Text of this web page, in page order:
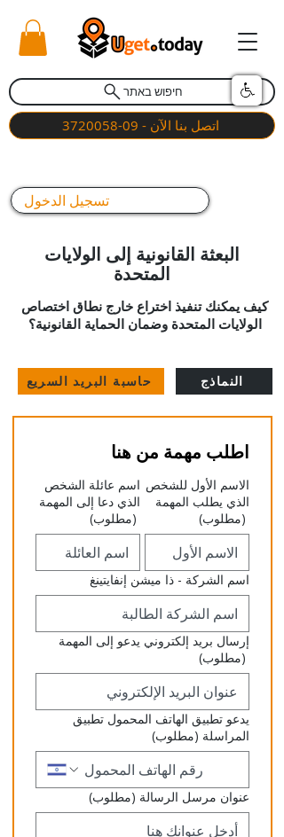
חיפוש באתר
اتصل بنا الآن - 09-3720058
تسجيل الدخول
البعثة القانونية إلى الولايات
المتحدة
كيف يمكنك تنفيذ اختراع خارج نطاق اختصاص
الولايات المتحدة وضمان الحماية القانونية؟
النماذج حاسبة البريد السريع
اطلب مهمة من هنا
الاسم الأول للشخص
الذي يطلب المهمة
(مطلوب)
اسم عائلة الشخص
الذي دعا إلى المهمة
(مطلوب)
اسم الشركة - ذا ميشن إنفايتينغ
إرسال بريد إلكتروني يدعو إلى المهمة
(مطلوب)
يدعو تطبيق الهاتف المحمول تطبيق
المراسلة (مطلوب)
عنوان مرسل الرسالة (مطلوب)